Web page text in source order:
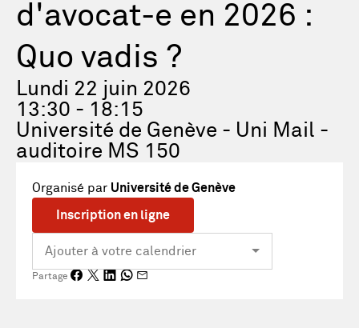
d'avocat-e en 2026 :
Quo vadis ?
Lundi 22 juin 2026
13:30 - 18:15
Université de Genève - Uni Mail -
auditoire MS 150
Organisé par Université de Genève
Inscription en ligne
Partage